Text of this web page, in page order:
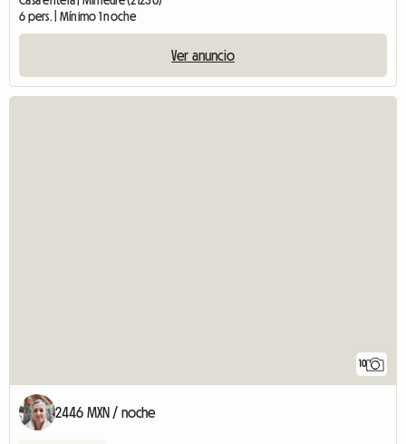
6 pers. | Mínimo 1 noche
Ver anuncio
10
2446 MXN / noche